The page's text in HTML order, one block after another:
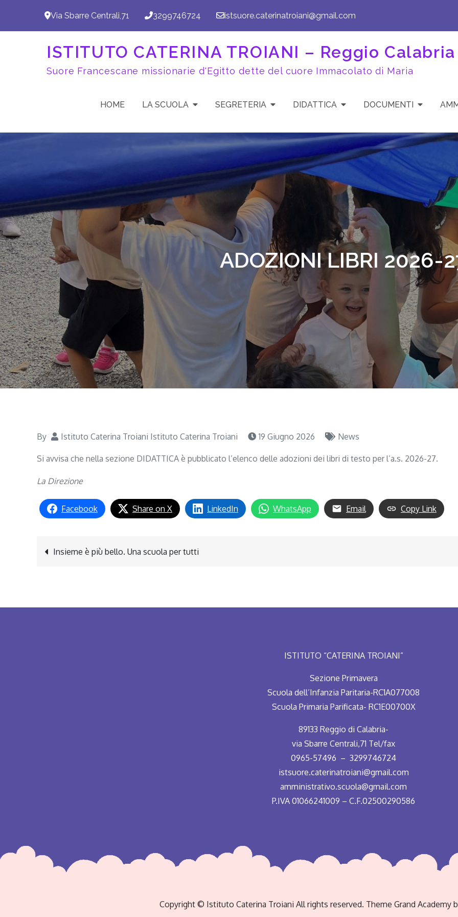
Via Sbarre Centrali,71 3299746724 istsuore.caterinatroiani@gmail.com
ISTITUTO CATERINA TROIANI – Reggio Calabria
Suore Francescane missionarie d'Egitto dette del cuore Immacolato di Maria
HOME LA SCUOLA SEGRETERIA DIDATTICA DOCUMENTI
ADOZIONI LIBRI 2026-
By Istituto Caterina Troiani Istituto Caterina Troiani 19 Giugno 2026 News
Si avvisa che nella sezione DIDATTICA è pubblicato l’elenco delle adozioni dei libri di testo per l’a.s. 2026-27.
La Direzione
Facebook Share on X LinkedIn WhatsApp Email Copy Link
Navigazione
Insieme è più bello. Una scuola per tutti
ISTITUTO “CATERINA TROIANI”
Sezione Primavera
Scuola dell’Infanzia Paritaria-RC1A077008
Scuola Primaria Parificata- RC1E00700X
89133 Reggio di Calabria-
via Sbarre Centrali,71 Tel/fax
0965-57496 – 3299746724
istsuore.caterinatroiani@gmail.com
amministrativo.scuola@gmail.com
P.IVA 01066241009 – C.F.02500290586
Copyright © Istituto Caterina Troiani All rights reserved. Theme Grand Academy